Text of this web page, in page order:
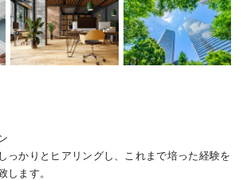
っかりとヒアリングし、これまで培った経験を
します。